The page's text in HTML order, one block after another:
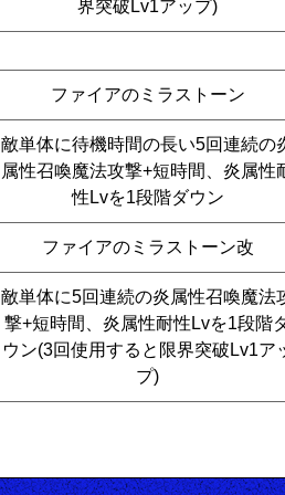
界突破Lv1アップ)
ファイアのミラストーン
敵単体に待機時間の長い5回連続の
属性召喚魔法攻撃+短時間、炎属性
性Lvを1段階ダウン
ファイアのミラストーン改
敵単体に5回連続の炎属性召喚魔法
撃+短時間、炎属性耐性Lvを1段階
ウン(3回使用すると限界突破Lv1ア
プ)